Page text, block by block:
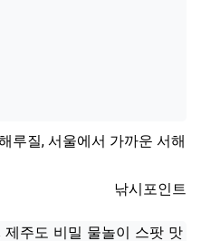
루질, 서울에서 가까운 서해
등록자
낚시포인트